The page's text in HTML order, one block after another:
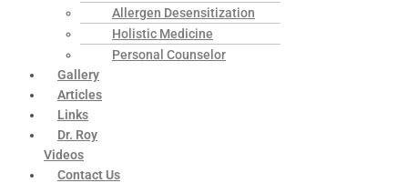
Allergen Desensitization
Holistic Medicine
Personal Counselor
Gallery
Articles
Links
Dr. Roy
Videos
Contact Us